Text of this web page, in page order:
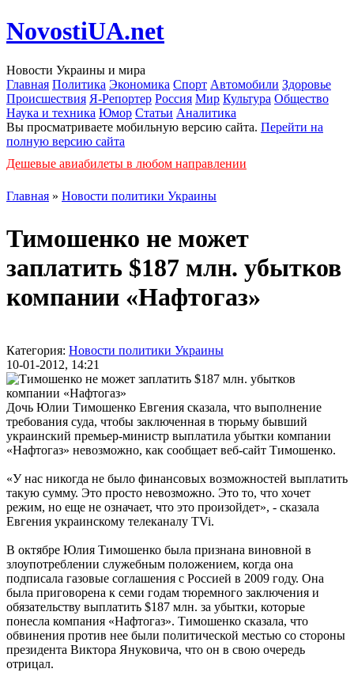
NovostiUA.net
Новости Украины и мира
Главная Политика Экономика Спорт Автомобили Здоровье
Происшествия Я-Репортер Россия Мир Культура Общество
Наука и техника Юмор Статьи Аналитика
Вы просматриваете мобильную версию сайта. Перейти на
полную версию сайта
Дешевые авиабилеты в любом направлении
Главная » Новости политики Украины
Тимошенко не может
заплатить $187 млн. убытков
компании «Нафтогаз»
Категория: Новости политики Украины
10-01-2012, 14:21
Дочь Юлии Тимошенко Евгения сказала, что выполнение
требования суда, чтобы заключенная в тюрьму бывший
украинский премьер-министр выплатила убытки компании
«Нафтогаз» невозможно, как сообщает веб-сайт Тимошенко.
«У нас никогда не было финансовых возможностей выплатить
такую сумму. Это просто невозможно. Это то, что хочет
режим, но еще не означает, что это произойдет», - сказала
Евгения украинскому телеканалу TVi.
В октябре Юлия Тимошенко была признана виновной в
злоупотреблении служебным положением, когда она
подписала газовые соглашения с Россией в 2009 году. Она
была приговорена к семи годам тюремного заключения и
обязательству выплатить $187 млн. за убытки, которые
понесла компания «Нафтогаз». Тимошенко сказала, что
обвинения против нее были политической местью со стороны
президента Виктора Януковича, что он в свою очередь
отрицал.